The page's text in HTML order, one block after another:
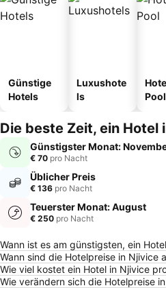
Günstige
Hotels
Luxushote
ls
Pool
Die beste Zeit, ein Hotel
Günstigster Monat:
€ 70 pro Nacht
Üblicher Preis
€ 136 pro Nacht
Teuerster Monat: August
€ 250 pro Nacht
Häufig gestellte Fragen
Wann ist es am günstigsten, ein
Wann sind die Hotelpreise in Njivice
Wie viel kostet ein Hotel in Njivice
Wie verändern sich die Hotelpreise